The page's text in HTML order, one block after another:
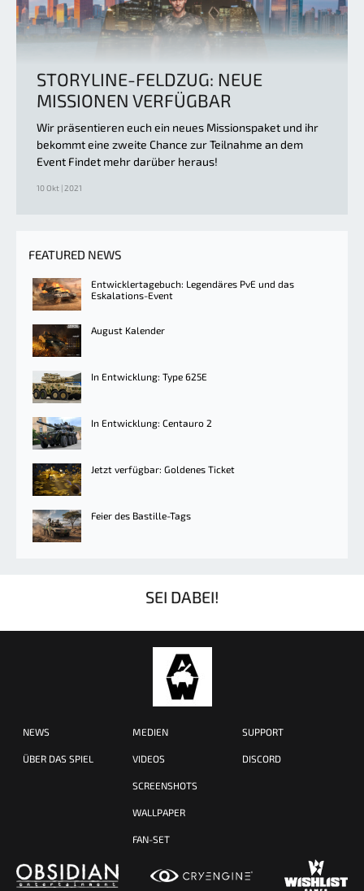
STORYLINE-FELDZUG: NEUE
MISSIONEN VERFÜGBAR
Wir präsentieren euch ein neues Missionspaket und ihr
bekommt eine zweite Chance zur Teilnahme an dem
Event Findet mehr darüber heraus!
10 Okt | 2021
FEATURED NEWS
Entwicklertagebuch: Legendäres PvE und das
Eskalations-Event
August Kalender
In Entwicklung: Type 625E
In Entwicklung: Centauro 2
Jetzt verfügbar: Goldenes Ticket
Feier des Bastille-Tags
SEI DABEI!
NEWS
ÜBER DAS SPIEL
MEDIEN
VIDEOS
SCREENSHOTS
WALLPAPER
FAN-SET
SUPPORT
DISCORD